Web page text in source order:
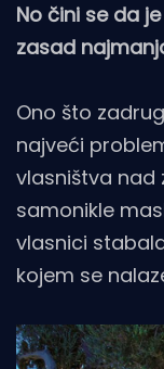
No čini se da
zasad
Ono što
najveći
vlasništva nad
samonikle
vlasnici
kojem se